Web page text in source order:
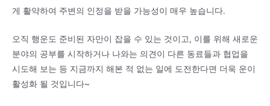
게 활약하여 주변의 인정을 받을 가능성이 매우 높습니다.
오직 행운도 준비된 자만이 잡을 수 있는 것이고, 이를 위해 새로운
분야의 공부를 시작하거나 나와는 의견이 다른 동료들과 협업을
시도해 보는 등 지금까지 해본 적 없는 일에 도전한다면 더욱 운이
활성화 될 것입니다~